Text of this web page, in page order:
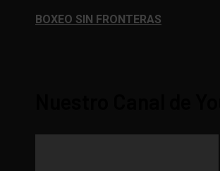
BOXEO SIN FRONTERAS